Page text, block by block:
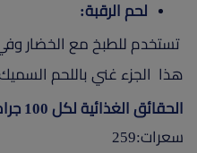
لحم الرقبة:
تستخدم للطبخ مع الخضار
هذا الجزء غني باللحم
الحقائق الغذائية لكل 100 جرام:
سعرات:259